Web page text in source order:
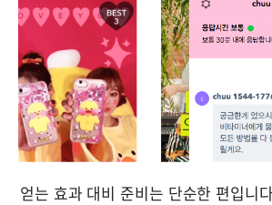
얻는 효과 대비 준비는 단순한 편입니